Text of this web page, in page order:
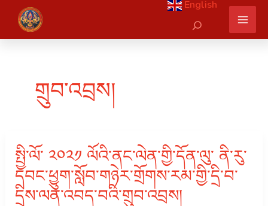
content
English
Search
གྲུབ་འབྲས།
སྤྱི་ལོ་ ༢༠༢༡ ལོའི་ནང་ལེན་གྱི་དོན་ལུ་ ནི་རུ་
དབང་ཕྱུག་སློབ་གཉེར་གྲོགས་རམ་གྱི་དྲི་བ་
དྲིས་ལན་འབད་བའི་གྲུབ་འབྲས།